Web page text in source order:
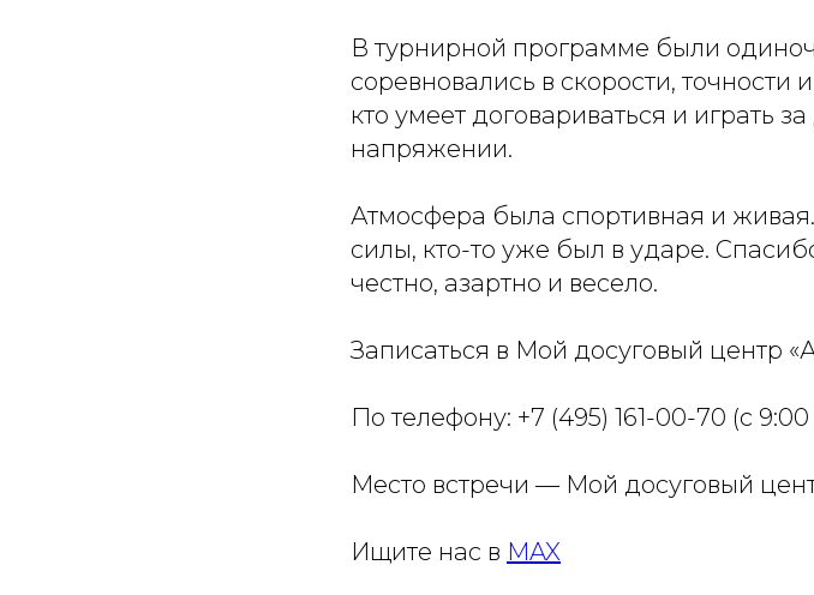
В турнирной программе были
соревновались в скорости, точности
кто умеет договариваться и играть
напряжении.
Атмосфера была спортивная и
силы, кто-то уже был в ударе.
честно, азартно и весело.
Записаться в Мой досуговый центр
По телефону: +7 (495) 161-00-70 (с
Место встречи — Мой досуговый
Ищите нас в MAX